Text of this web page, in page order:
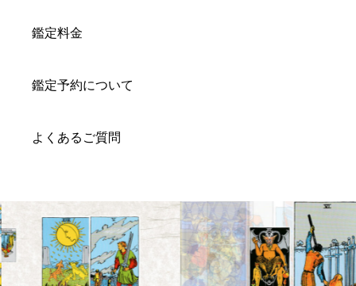
鑑定料金
鑑定予約について
よくあるご質問